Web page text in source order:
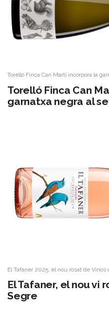
Torelló Finca Can Martí incorpora la
​Torelló Finca Can
garnatxa negra al
El Tafaner 2025, el nou rosat de Vinos
El Tafaner, el nou vi
Segre